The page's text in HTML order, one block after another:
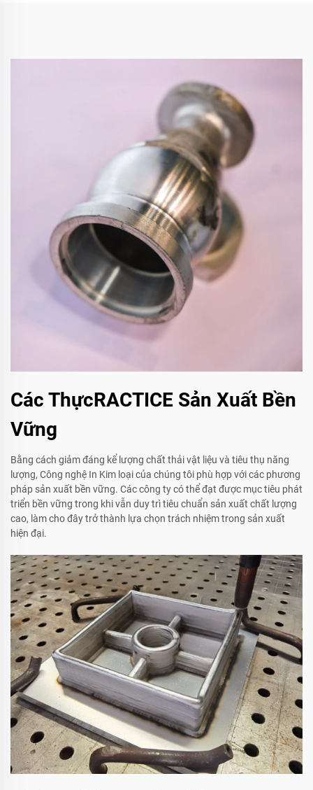
Các ThựcRACTICE Sản Xuất Bền
Vững
Bằng cách giảm đáng kể lượng chất thải vật liệu và tiêu thụ năng
lượng, Công nghệ In Kim loại của chúng tôi phù hợp với các phương
pháp sản xuất bền vững. Các công ty có thể đạt được mục tiêu phát
triển bền vững trong khi vẫn duy trì tiêu chuẩn sản xuất chất lượng
cao, làm cho đây trở thành lựa chọn trách nhiệm trong sản xuất
hiện đại.